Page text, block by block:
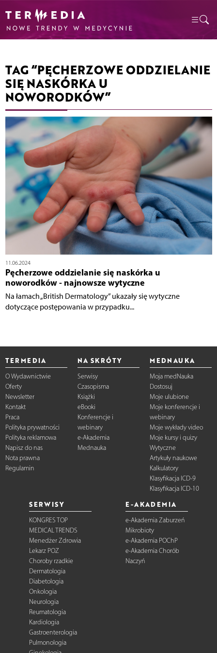
TAG “PĘCHERZOWE ODDZIELANIE
SIĘ NASKÓRKA U
NOWORODKÓW”
11.06.2024
Pęcherzowe oddzielanie się naskórka u
noworodków - najnowsze wytyczne
Na łamach „British Dermatology” ukazały się wytyczne
dotyczące postępowania w przypadku...
TERMEDIA
O Wydawnictwie
Oferty
Newsletter
Kontakt
Praca
Polityka prywatności
Polityka reklamowa
Napisz do nas
Nota prawna
Regulamin
NA SKRÓTY
Serwisy
Czasopisma
Książki
eBooki
Konferencje i
webinary
e-Akademia
Mednauka
MEDNAUKA
Moja medNauka
Dostosuj
Moje ulubione
Moje konferencje i
webinary
Moje wykłady video
Moje kursy i quizy
Wytyczne
Artykuły naukowe
Kalkulatory
Klasyfikacja ICD-9
Klasyfikacja ICD-10
SERWISY
KONGRES TOP
MEDICAL TRENDS
Menedżer Zdrowia
Lekarz POZ
Choroby rzadkie
Dermatologia
Diabetologia
Onkologia
Neurologia
Reumatologia
Kardiologia
Gastroenterologia
Pulmonologia
E-AKADEMIA
e-Akademia Zaburzeń
Mikrobioty
e-Akademia POChP
e-Akademia Chorób
Naczyń